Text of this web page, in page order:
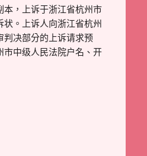
本，上诉于浙江省杭州市
。上诉人向浙江省杭州
判决部分的上诉请求预
市中级人民法院户名、开